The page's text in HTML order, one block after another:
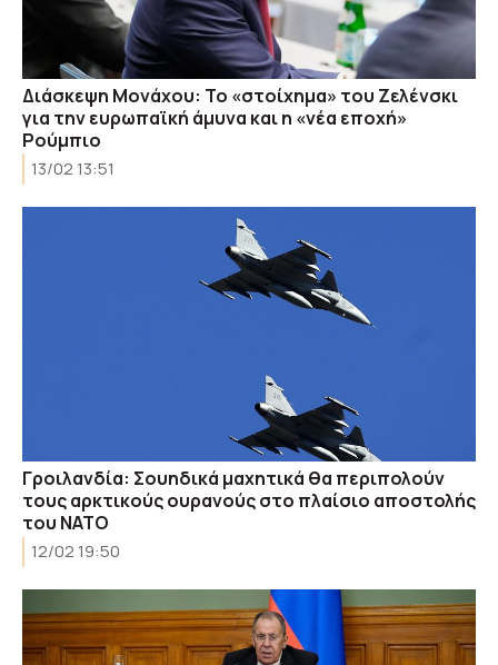
Διάσκεψη Μονάχου: Το «στοίχημα» του Ζελένσκι
για την ευρωπαϊκή άμυνα και η «νέα εποχή»
Ρούμπιο
13/02 13:51
Γροιλανδία: Σουηδικά μαχητικά θα περιπολούν
τους αρκτικούς ουρανούς στο πλαίσιο αποστολής
του ΝΑΤΟ
12/02 19:50